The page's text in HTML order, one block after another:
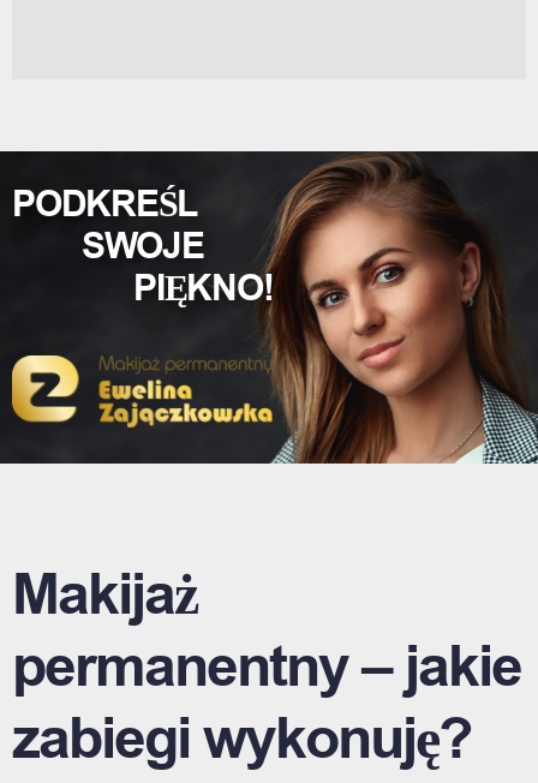
PODKREŚL
SWOJE
PIĘKNO!
Makijaż
permanentny – jakie
zabiegi wykonuję?